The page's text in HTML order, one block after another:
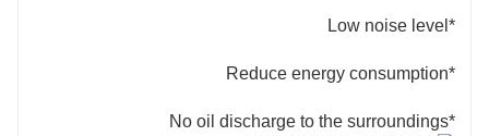
*Low noise level
*Reduce energy consumption
*No oil discharge to the surroundings